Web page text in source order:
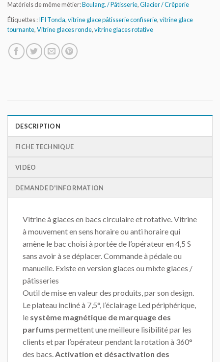
Matériels de même métier:Boulang. / Pâtisserie,Glacier / Crêperie
Étiquettes :IFI Tonda,vitrine glace pâtisserie confiserie,vitrine glace
tournante,Vitrine glaces ronde,vitrine glaces rotative
DESCRIPTION
FICHE TECHNIQUE
VIDÉO
DEMANDE D'INFORMATION
Vitrine à glaces en bacs circulaire et rotative. Vitrine
à mouvement en sens horaire ou anti horaire qui
amène le bac choisi à portée de l’opérateur en 4,5 S
sans avoir à se déplacer. Commande à pédale ou
manuelle. Existe en version glaces ou mixte glaces /
pâtisseries
Outil de mise en valeur des produits, par son design.
Le plateau incliné à 7,5°, l’éclairage Led périphérique,
le système magnétique de marquage des
parfums permettent une meilleure lisibilité par les
clients et par l’opérateur pendant la rotation à 360°
des bacs.Activation et désactivation des